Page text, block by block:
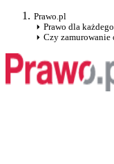
Prawo.pl
Prawo dla każdego
Czy zamurowanie